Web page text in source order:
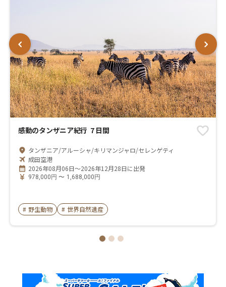
しなくても問題無い。
9月北部の夜はやや寒い。少し厚めの上着があっ
た方が良い。しかし、厚めのパンツまでは必要な
い。
ロッジに、バスタオル、シャンプーあり。日本か
ら持参しなくても足りた。
目薬を空港で買うと高い。途中で無くしたり、持
参することを忘れないこと。
サファリ中、蝿が飛んでくる。ただし頻繁ではな
感動のタンザニア紀行 7 日間
タンザニア/アルーシャ/キリマンジャロ/セレンゲティ
成田空港
2026年08月06日～2026年12月28日に出発
978,000 円 〜 1,688,000 円
# 野生動物 # 世界自然遺産